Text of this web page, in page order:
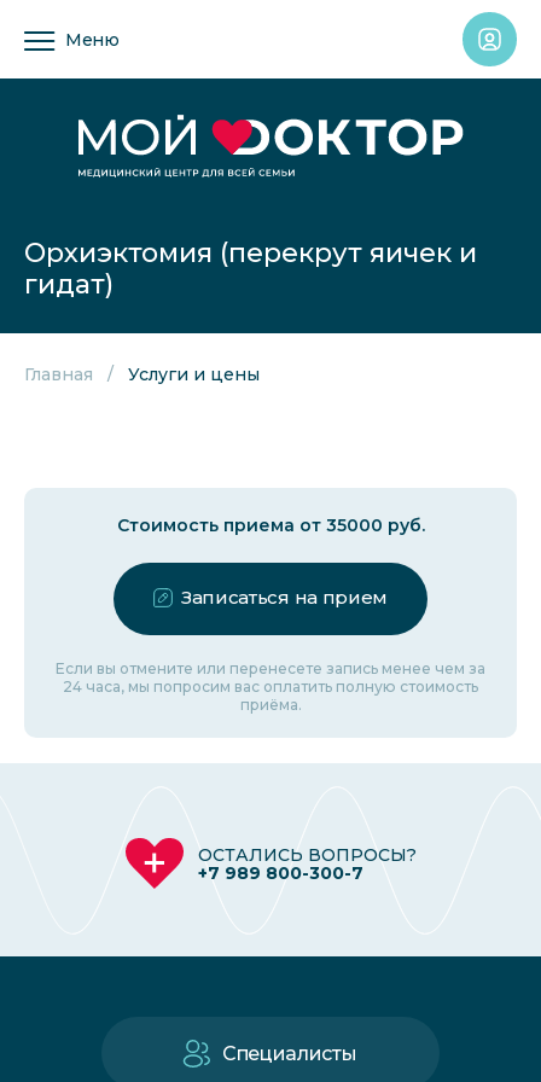
Меню
Орхиэктомия (перекрут яичек и
гидат)
Главная Услуги и цены
Стоимость приема от 35000 руб.
Записаться на прием
Если вы отмените или перенесете запись менее чем за
24 часа, мы попросим вас оплатить полную стоимость
приёма.
ОСТАЛИСЬ ВОПРОСЫ?
+7 989 800-300-7
Специалисты